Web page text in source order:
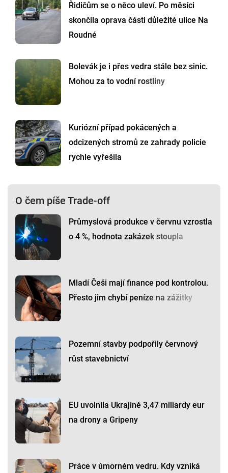
Řidičům se o něco uleví. Po měsíci
skončila oprava části důležité ulice Na
Roudné
Bolevák je i přes vedra stále bez sinic.
Mohou za to vodní rostliny
Kuriózní případ pokácených a
odcizených stromů ze zahrady policie
rychle vyřešila
O čem píše Trade-off
Průmyslová produkce v červnu vzrostla
o 4 %, hodnota zakázek stoupla
Mladí Češi mají finance pod kontrolou.
Přesto jim chybí peníze na zážitky
Pozemní stavby podpořily červnový
růst stavebnictví
EU uvolnila Ukrajině 3,47 miliardy eur
na drony a Gripeny
Práce v úmorném vedru. Kdy vzniká